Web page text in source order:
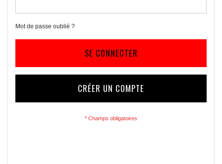
Mot de passe oublié ?
SE CONNECTER
CRÉER UN COMPTE